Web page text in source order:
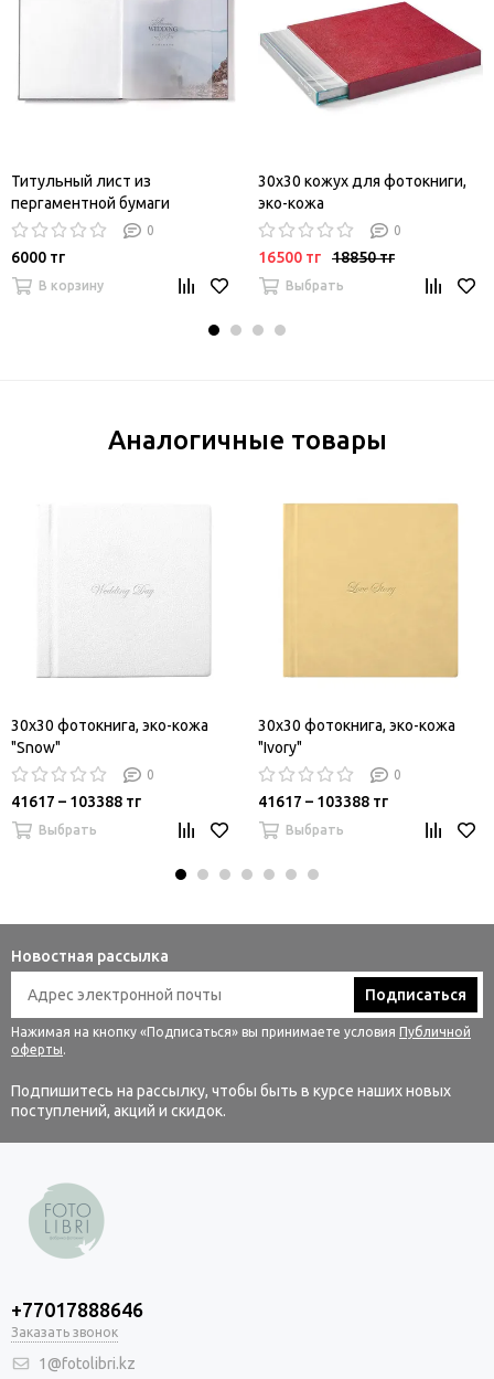
Титульный лист из
пергаментной бумаги
0
6000 тг
В корзину
30х30 кожух для фотокниги,
эко-кожа
0
16500 тг 18850 тг
Выбрать
Аналогичные товары
30х30 фотокнига, эко-кожа
"Snow"
0
41617 – 103388 тг
Выбрать
30х30 фотокнига, эко-кожа
"Ivory"
0
41617 – 103388 тг
Выбрать
Новостная рассылка
Подписаться
Нажимая на кнопку «Подписаться» вы принимаете условия Публичной
оферты.
Подпишитесь на рассылку, чтобы быть в курсе наших новых
поступлений, акций и скидок.
+77017888646
Заказать звонок
1@fotolibri.kz